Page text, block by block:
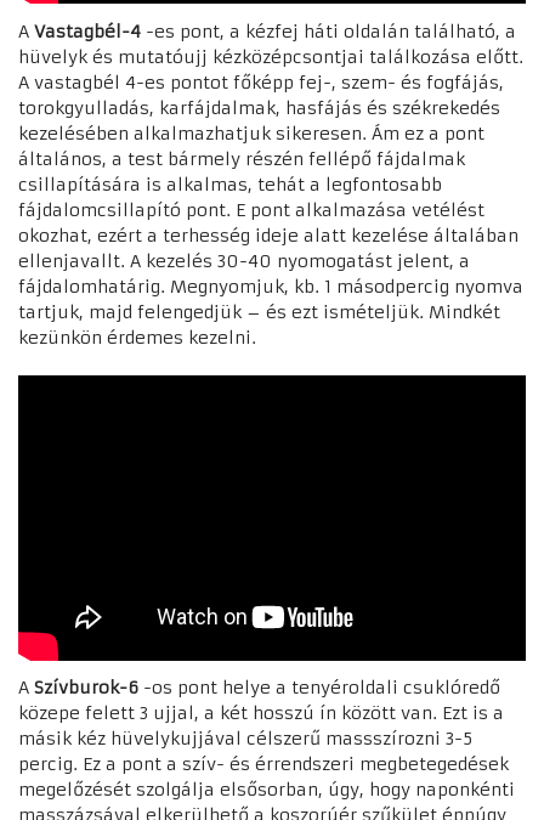
A Vastagbél-4 -es pont, a kézfej háti oldalán található, a
hüvelyk és mutatóujj kézközépcsontjai találkozása előtt.
A vastagbél 4-es pontot főképp fej-, szem- és fogfájás,
torokgyulladás, karfájdalmak, hasfájás és székrekedés
kezelésében alkalmazhatjuk sikeresen. Ám ez a pont
általános, a test bármely részén fellépő fájdalmak
csillapítására is alkalmas, tehát a legfontosabb
fájdalomcsillapító pont. E pont alkalmazása vetélést
okozhat, ezért a terhesség ideje alatt kezelése általában
ellenjavallt. A kezelés 30-40 nyomogatást jelent, a
fájdalomhatárig. Megnyomjuk, kb. 1 másodpercig nyomva
tartjuk, majd felengedjük – és ezt ismételjük. Mindkét
kezünkön érdemes kezelni.
A Szívburok-6 -os pont helye a tenyéroldali csuklóredő
közepe felett 3 ujjal, a két hosszú ín között van. Ezt is a
másik kéz hüvelykujjával célszerű massszírozni 3-5
percig. Ez a pont a szív- és érrendszeri megbetegedések
megelőzését szolgálja elsősorban, úgy, hogy naponkénti
masszázsával elkerülhető a koszorúér szűkület éppúgy